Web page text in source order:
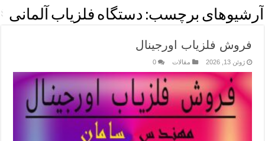
آرشیوهای برچسب: دستگاه فلزیاب آلمانی
فروش فلزیاب اورجینال
ژوئن 13, 2026 مقالات 0